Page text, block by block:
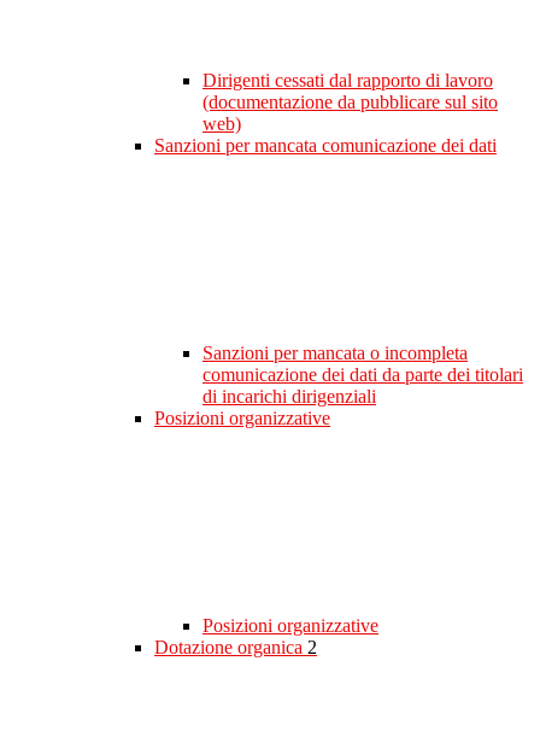
Dirigenti cessati dal rapporto di lavoro
(documentazione da pubblicare sul sito
web)
Sanzioni per mancata comunicazione dei dati
Sanzioni per mancata o incompleta
comunicazione dei dati da parte dei titolari
di incarichi dirigenziali
Posizioni organizzative
Posizioni organizzative
Dotazione organica 2